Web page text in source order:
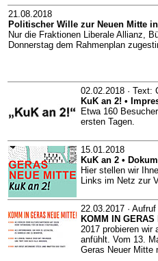
21.08.2018
Politischer Wille zur Neuen Mitte
Nur die Fraktionen Liberale Allianz,
Donnerstag dem Rahmenplan
02.02.2018 · Text:
KuK an 2! •
Etwa 160
ersten Tagen.
15.01.2018
KuK an 2 •
Hier stellen wir
Links im Netz zur
22.03.2017 · Aufruf
KOMM IN GERAS
2017 probieren wir
anfühlt. Vom 13.
Geras Neuer Mitte